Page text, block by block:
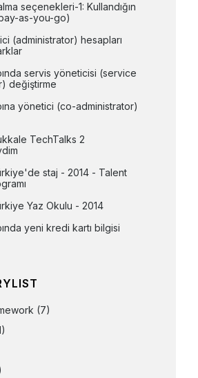
seçenekleri-1: Kullandığın
as-you-go)
(administrator) hesapları
servis yöneticisi (service
değiştirme
yönetici (co-administrator)
TechTalks 2
staj - 2014 - Talent
Yaz Okulu - 2014
yeni kredi kartı bilgisi
(7)